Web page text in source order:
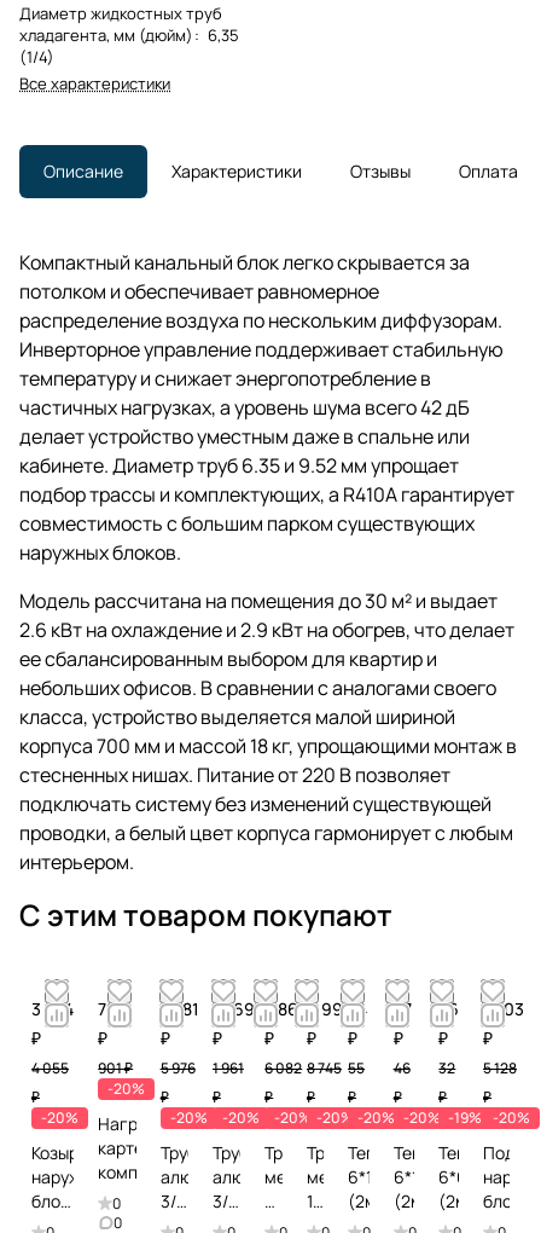
Диаметр жидкостных труб
хладагента, мм (дюйм) : 6,35
(1/4)
Все характеристики
Описание Характеристики Отзывы Оплата
Компактный канальный блок легко скрывается за
потолком и обеспечивает равномерное
распределение воздуха по нескольким диффузорам.
Инверторное управление поддерживает стабильную
температуру и снижает энергопотребление в
частичных нагрузках, а уровень шума всего 42 дБ
делает устройство уместным даже в спальне или
кабинете. Диаметр труб 6.35 и 9.52 мм упрощает
подбор трассы и комплектующих, а R410A гарантирует
совместимость с большим парком существующих
наружных блоков.
Модель рассчитана на помещения до 30 м² и выдает
2.6 кВт на охлаждение и 2.9 кВт на обогрев, что делает
ее сбалансированным выбором для квартир и
небольших офисов. В сравнении с аналогами своего
класса, устройство выделяется малой шириной
корпуса 700 мм и массой 18 кг, упрощающими монтаж в
стесненных нишах. Питание от 220 В позволяет
подключать систему без изменений существующей
проводки, а белый цвет корпуса гармонирует с любым
интерьером.
С этим товаром покупают
3 244
₽
4 055
₽
-20%
Козырек
наружного
блока
свыше
721
₽
901 ₽
-20%
Нагреватель
картера
компрессора
0
0
4 781
₽
5 976
₽
-20%
Труба
алюминиевая
3/4
(15м)
1 569
₽
1 961
₽
-20%
Труба
алюминиевая
3/8
(15м)
4 866
₽
6 082
₽
-20%
Труба
медная
3/8
(15м)
6 996
₽
8 745
₽
-20%
Труба
медная
1/2
(15м)
44
₽
55
₽
-20%
Теплоизоляция
6*12
(2м)
37
₽
46
₽
-20%
Теплоизоляция
6*10
(2м)
26
₽
32
₽
-19%
6*6
(2м)
4 103
₽
5 128
₽
-20%
блока